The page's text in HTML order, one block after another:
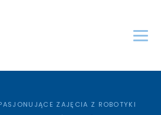
ZAJĘCIA Z ROBOTYKI